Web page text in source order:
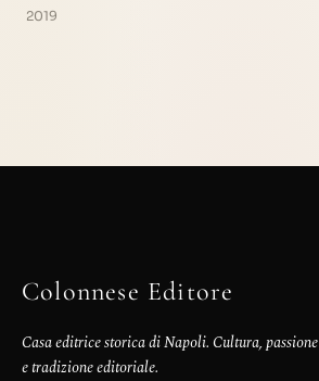
2019
Colonnese Editore
Casa editrice storica di Napoli. Cultura, passione
e tradizione editoriale.